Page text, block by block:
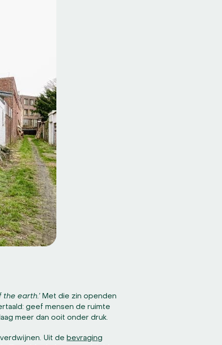
earth.’ Met die zin openden
geef mensen de ruimte
meer dan ooit onder druk.
Uit de bevraging